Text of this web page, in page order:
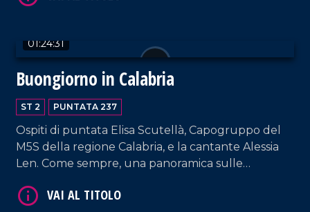
01:24:31
Buongiorno in Calabria
ST 2 PUNTATA 237
Ospiti di puntata Elisa Scutellà, Capogruppo del
M5S della regione Calabria, e la cantante Alessia
Len. Come sempre, una panoramica sulle
VAI AL TITOLO